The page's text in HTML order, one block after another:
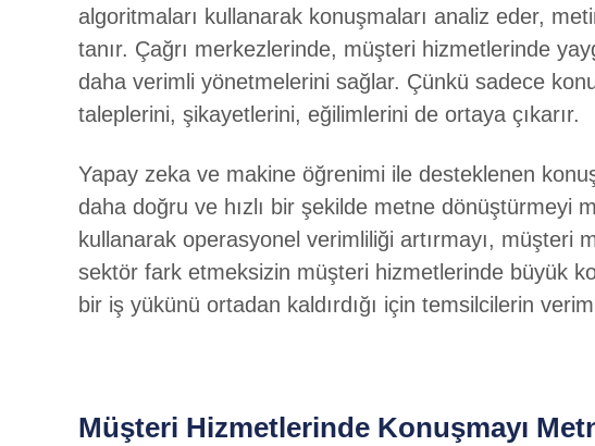
algoritmaları kullanarak konuşmaları analiz eder,
tanır. Çağrı merkezlerinde, müşteri hizmetlerinde
daha verimli yönetmelerini sağlar. Çünkü sadece
taleplerini, şikayetlerini, eğilimlerini de ortaya çıkarır.
Yapay zeka ve makine öğrenimi ile desteklenen
daha doğru ve hızlı bir şekilde metne dönüştürmeyi
kullanarak operasyonel verimliliği artırmayı,
sektör fark etmeksizin müşteri hizmetlerinde büyük
bir iş yükünü ortadan kaldırdığı için temsilcilerin
Müşteri Hizmetlerinde Konuşmayı